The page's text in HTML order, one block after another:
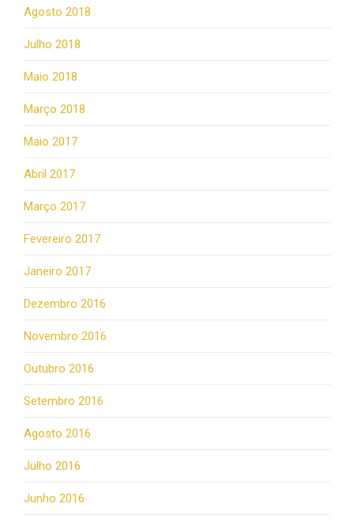
Agosto 2018
Julho 2018
Maio 2018
Março 2018
Maio 2017
Abril 2017
Março 2017
Fevereiro 2017
Janeiro 2017
Dezembro 2016
Novembro 2016
Outubro 2016
Setembro 2016
Agosto 2016
Julho 2016
Junho 2016